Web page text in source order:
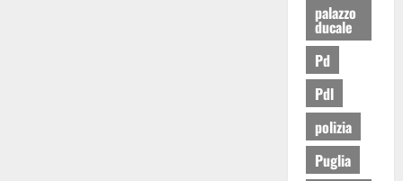
palazzo
ducale
Pd
Pdl
polizia
Puglia